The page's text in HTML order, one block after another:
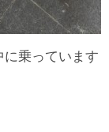
乗っています